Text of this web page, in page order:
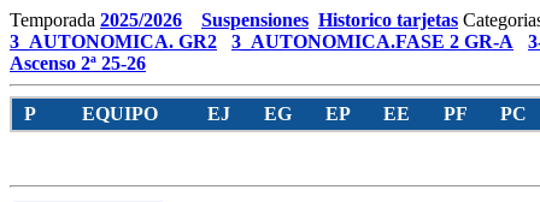
Temporada 2025/2026 Suspensiones Historico tarjetas
3_AUTONOMICA. GR2
3_AUTONOMICA.FASE 2 GR-A
Ascenso 2ª 25-26
P EQUIPO EJ EG EP EE PF PC